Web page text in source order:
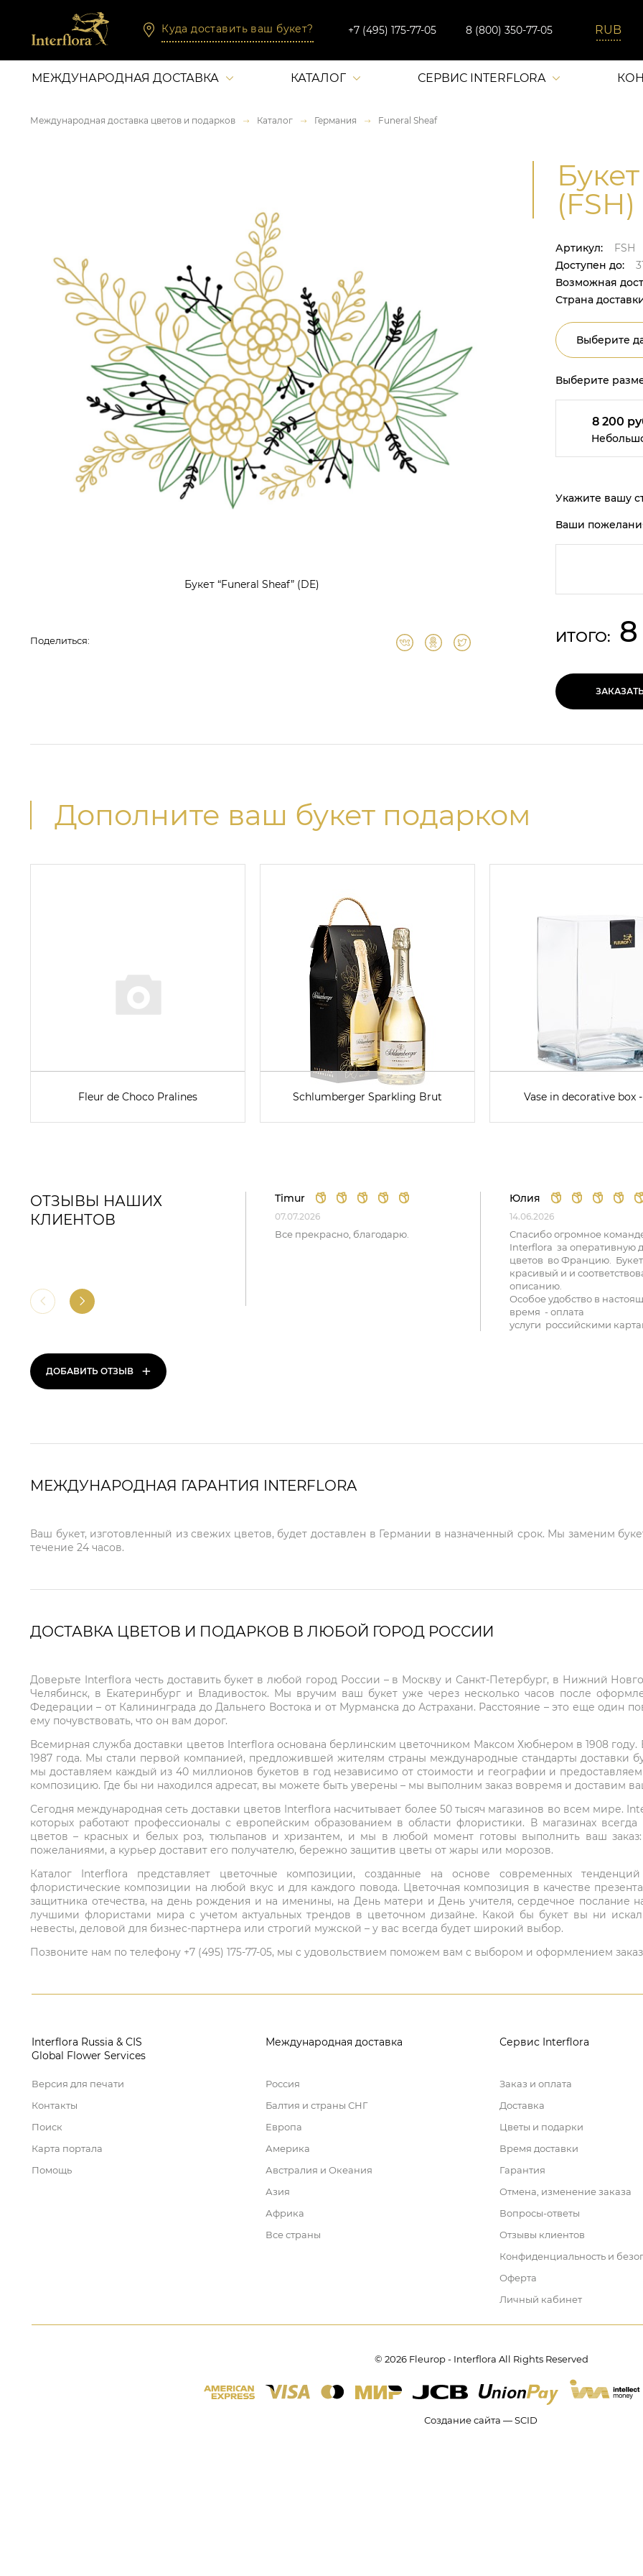
Куда доставить ваш букет? +7 (495) 175-77-05 8 (800) 350-77-05
МЕЖДУНАРОДНАЯ ДОСТАВКА КАТАЛОГ СЕРВИС INTERFLORA
Международная доставка цветов и подарков Каталог Германия Funeral Sheaf
Букет “Funeral Sheaf” (DE)
Поделиться:
(FSH)
Артикул:
FSH
Доступен до:
Возможная
Страна
Выберите
Выберите
8 200
Укажите вашу
Ваши
ИТОГО:
Дополните ваш букет подарком
Fleur de Choco Pralines Schlumberger Sparkling Brut Vase in decorative box
ОТЗЫВЫ НАШИХ
КЛИЕНТОВ
ДОБАВИТЬ ОТЗЫВ +
Timur
07.07.2026
Все прекрасно, благодарю.
Юлия
14.06.2026
Спасибо огромное
Interflora за оперативную
цветов во Францию.
красивый и и
описанию.
Особое удобство в
время - оплата
услуги российскими
МЕЖДУНАРОДНАЯ ГАРАНТИЯ INTERFLORA
Ваш букет, изготовленный из свежих цветов, будет доставлен в Германии в назначенный срок. Мы заменим
течение 24 часов.
ДОСТАВКА ЦВЕТОВ И ПОДАРКОВ В ЛЮБОЙ ГОРОД РОССИИ
Доверьте Interflora честь доставить букет в любой город России – в Москву и Санкт-Петербург, в Нижний
Челябинск, в Екатеринбург и Владивосток. Мы вручим ваш букет уже через несколько часов после
Федерации – от Калининграда до Дальнего Востока и от Мурманска до Астрахани. Расстояние – это еще один
ему почувствовать, что он вам дорог.
Всемирная служба доставки цветов Interflora основана берлинским цветочником Максом Хюбнером в 1908
1987 года. Мы стали первой компанией, предложившей жителям страны международные стандарты доставки
мы доставляем каждый из 40 миллионов букетов в год независимо от стоимости и географии и
композицию. Где бы ни находился адресат, вы можете быть уверены – мы выполним заказ вовремя и доставим
Сегодня международная сеть доставки цветов Interflora насчитывает более 50 тысяч магазинов во всем мире.
которых работают профессионалы с европейским образованием в области флористики. В магазинах
цветов – красных и белых роз, тюльпанов и хризантем, и мы в любой момент готовы выполнить ваш
пожеланиями, а курьер доставит его получателю, бережно защитив цветы от жары или морозов.
Каталог Interflora представляет цветочные композиции, созданные на основе современных
флористические композиции на любой вкус и для каждого повода. Цветочная композиция в качестве
защитника отечества, на день рождения и на именины, на День матери и День учителя, сердечное послание
лучшими флористами мира с учетом актуальных трендов в цветочном дизайне. Какой бы букет вы ни
невесты, деловой для бизнес-партнера или строгий мужской – у вас всегда будет широкий выбор.
Позвоните нам по телефону +7 (495) 175-77-05, мы с удовольствием поможем вам с выбором и оформлением
Interflora Russia & CIS
Global Flower Services
Версия для печати
Контакты
Поиск
Карта портала
Помощь
Международная доставка
Россия
Балтия и страны СНГ
Европа
Америка
Австралия и Океания
Азия
Африка
Все страны
Сервис Interflora
Заказ и оплата
Доставка
Цветы и подарки
Время доставки
Гарантия
Отмена, изменение заказа
Вопросы-ответы
Отзывы клиентов
Конфиденциальность и
Оферта
Личный кабинет
© 2026 Fleurop - Interflora All Rights Reserved
Создание сайта — SCID